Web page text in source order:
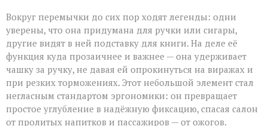
Вокруг перемычки до сих пор ходят легенды: одни
уверены, что она придумана для ручки или сигары,
другие видят в ней подставку для книги. На деле её
функция куда прозаичнее и важнее — она удерживает
чашку за ручку, не давая ей опрокинуться на виражах и
при резких торможениях. Этот небольшой элемент стал
негласным стандартом эргономики: он превращает
простое углубление в надёжную фиксацию, спасая салон
от пролитых напитков и пассажиров — от ожогов.